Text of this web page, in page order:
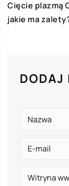
Cięcie plazmą
jakie ma
DODAJ